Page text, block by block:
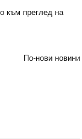
към преглед на
По-нови новини